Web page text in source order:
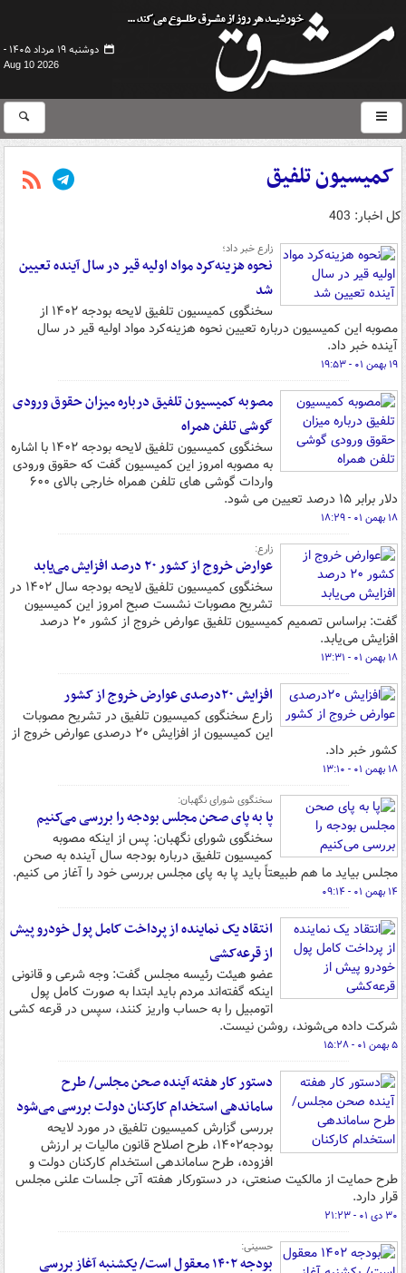
دوشنبه ۱۹ مرداد ۱۴۰۵ -
Aug 10 2026
کمیسیون تلفیق
کل اخبار: 403
زارع خبر داد؛
نحوه هزینه‌کرد مواد اولیه قیر در سال آینده تعیین
شد
سخنگوی کمیسیون تلفیق لایحه بودجه ۱۴۰٢ از
مصوبه این کمیسیون درباره تعیین نحوه هزینه‌کرد مواد اولیه قیر در سال
آینده خبر داد.
۱۹ بهمن ۰۱ - ۱۹:۵۳
مصوبه کمیسیون تلفیق درباره میزان حقوق ورودی
گوشی تلفن همراه
سخنگوی کمیسیون تلفیق لایحه بودجه ۱۴۰۲ با اشاره
به مصوبه امروز این کمیسیون گفت که حقوق ورودی
واردات گوشی های تلفن همراه خارجی بالای ۶۰۰
دلار برابر ١۵ درصد تعیین می شود.
۱۸ بهمن ۰۱ - ۱۸:۲۹
زارع:
عوارض خروج از کشور ۲۰ درصد افزایش می‌یابد
سخنگوی کمیسیون تلفیق لایحه بودجه سال ۱۴۰۲ در
تشریح مصوبات نشست صبح امروز این کمیسیون
گفت: براساس تصمیم کمیسیون تلفیق عوارض خروج از کشور ۲۰ درصد
افزایش می‌یابد.
۱۸ بهمن ۰۱ - ۱۳:۳۱
افزایش ۲۰درصدی عوارض خروج از کشور
زارع سخنگوی کمیسیون تلفیق در تشریح مصوبات
این کمیسیون از افزایش ۲۰ درصدی عوارض خروج از
کشور خبر داد.
۱۸ بهمن ۰۱ - ۱۳:۱۰
سخنگوی شورای نگهبان:
پا به پای صحن مجلس بودجه را بررسی می‌کنیم
سخنگوی شورای نگهبان: پس از اینکه مصوبه
کمیسیون تلفیق درباره بودجه سال آینده به صحن
مجلس بیاید ما هم طبیعتاً باید پا به پای مجلس بررسی خود را آغاز می کنیم.
۱۴ بهمن ۰۱ - ۰۹:۱۴
انتقاد یک نماینده از پرداخت کامل پول خودرو پیش
از قرعه‌کشی
عضو هیئت رئیسه مجلس گفت: وجه شرعی و قانونی
اینکه گفته‌اند مردم باید ابتدا به صورت کامل پول
اتومبیل را به حساب واریز کنند، سپس در قرعه کشی
شرکت داده می‌شوند، روشن نیست.
۵ بهمن ۰۱ - ۱۵:۲۸
دستور کار هفته آینده صحن مجلس/ طرح
ساماندهی استخدام کارکنان دولت بررسی می‌شود
بررسی گزارش کمیسیون تلفیق در مورد لایحه
بودجه۱۴۰۲، طرح اصلاح قانون مالیات بر ارزش
افزوده، طرح ساماندهی استخدام کارکنان دولت و
طرح حمایت از مالکیت صنعتی، در دستورکار هفته آتی جلسات علنی مجلس
قرار دارد.
۳۰ دی ۰۱ - ۲۱:۲۳
حسینی:
بودجه ۱۴۰۲ معقول است/ یکشنبه آغاز بررسی